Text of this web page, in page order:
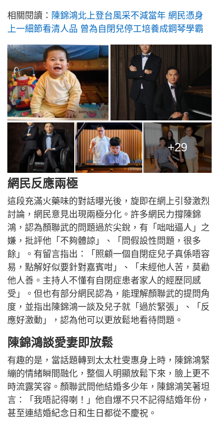
相關閱讀： 陳錦鴻北上登台風采不減當年 網民憑身
上一細節看清人品 曾為自閉兒停工培養成鋼琴學霸
+29
網民反應兩極
這段充滿火藥味的對話曝光後，旋即在網上引發激烈
討論，網民意見出現兩極分化。許多網民力撐陳錦
鴻，認為顏聯武的問題過於尖銳，有「咄咄逼人」之
嫌，批評他「不夠體諒」、「問假設性問題，很多
餘」。有留言指出：「照顧一個自閉症兒子真係唔容
易，點解好似要針對嘉賓咁」、「未經他人苦，莫勸
他人善。主持人不懂有自閉症患者家人的經歷同感
受」。但也有部分網民認為，能理解顏聯武的提問角
度，並指出陳錦鴻一談及兒子就「過於緊張」、「反
應好激動」，認為他可以更放鬆地看待問題。
陳錦鴻談愛妻即放鬆
有趣的是，當話題轉到太太杜雯惠身上時，陳錦鴻緊
繃的情緒瞬間融化，整個人明顯放鬆下來，臉上更不
時流露笑容。顏聯武問他結婚多少年，陳錦鴻笑著坦
言：「我唔記得喇！」他自爆不只不記得結婚年份，
甚至連結婚紀念日和生日都從不慶祝。